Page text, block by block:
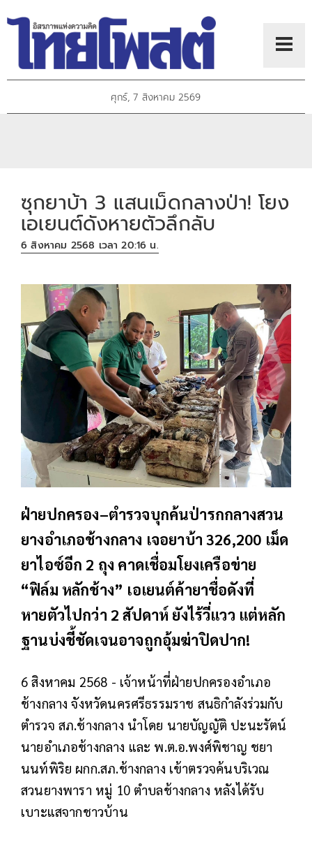
ศุกร์, 7 สิงหาคม 2569
ซุกยาบ้า 3 แสนเม็ดกลางป่า! โยง
เอเยนต์ดังหายตัวลึกลับ
6 สิงหาคม 2568 เวลา 20:16 น.
ฝ่ายปกครอง–ตำรวจบุกค้นป่ารกกลางสวน
ยางอำเภอช้างกลาง เจอยาบ้า 326,200 เม็ด
ยาไอซ์อีก 2 ถุง คาดเชื่อมโยงเครือข่าย
“ฟิล์ม หลักช้าง” เอเยนต์ค้ายาชื่อดังที่
หายตัวไปกว่า 2 สัปดาห์ ยังไร้วี่แวว แต่หลัก
ฐานบ่งชี้ชัดเจนอาจถูกอุ้มฆ่าปิดปาก!
6 สิงหาคม 2568 - เจ้าหน้าที่ฝ่ายปกครองอำเภอ
ช้างกลาง จังหวัดนครศรีธรรมราช สนธิกำลังร่วมกับ
ตำรวจ สภ.ช้างกลาง นำโดย นายบัญญัติ ปะนะรัตน์
นายอำเภอช้างกลาง และ พ.ต.อ.พงศ์พิชาญ ชยา
นนท์พิริย ผกก.สภ.ช้างกลาง เข้าตรวจค้นบริเวณ
สวนยางพารา หมู่ 10 ตำบลช้างกลาง หลังได้รับ
เบาะแสจากชาวบ้าน